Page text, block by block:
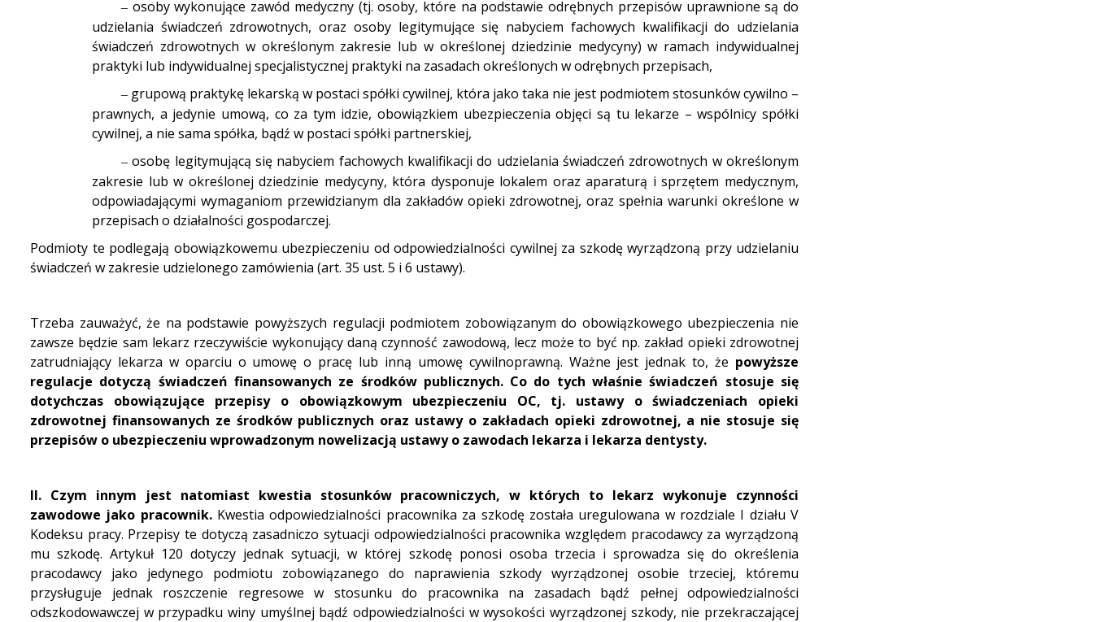
– osoby wykonujące zawód medyczny (tj. osoby, które na podstawie odrębnych przepisów uprawnione są do
udzielania świadczeń zdrowotnych, oraz osoby legitymujące się nabyciem fachowych kwalifikacji do udzielania
świadczeń zdrowotnych w określonym zakresie lub w określonej dziedzinie medycyny) w ramach indywidualnej
praktyki lub indywidualnej specjalistycznej praktyki na zasadach określonych w odrębnych przepisach,
– grupową praktykę lekarską w postaci spółki cywilnej, która jako taka nie jest podmiotem stosunków cywilno –
prawnych, a jedynie umową, co za tym idzie, obowiązkiem ubezpieczenia objęci są tu lekarze – wspólnicy spółki
cywilnej, a nie sama spółka, bądź w postaci spółki partnerskiej,
– osobę legitymującą się nabyciem fachowych kwalifikacji do udzielania świadczeń zdrowotnych w określonym
zakresie lub w określonej dziedzinie medycyny, która dysponuje lokalem oraz aparaturą i sprzętem medycznym,
odpowiadającymi wymaganiom przewidzianym dla zakładów opieki zdrowotnej, oraz spełnia warunki określone w
przepisach o działalności gospodarczej.
Podmioty te podlegają obowiązkowemu ubezpieczeniu od odpowiedzialności cywilnej za szkodę wyrządzoną przy udzielaniu
świadczeń w zakresie udzielonego zamówienia (art. 35 ust. 5 i 6 ustawy).
Trzeba zauważyć, że na podstawie powyższych regulacji podmiotem zobowiązanym do obowiązkowego ubezpieczenia nie
zawsze będzie sam lekarz rzeczywiście wykonujący daną czynność zawodową, lecz może to być np. zakład opieki zdrowotnej
zatrudniający lekarza w oparciu o umowę o pracę lub inną umowę cywilnoprawną. Ważne jest jednak to, że powyższe
regulacje dotyczą świadczeń finansowanych ze środków publicznych. Co do tych właśnie świadczeń stosuje się
dotychczas obowiązujące przepisy o obowiązkowym ubezpieczeniu OC, tj. ustawy o świadczeniach opieki
zdrowotnej finansowanych ze środków publicznych oraz ustawy o zakładach opieki zdrowotnej, a nie stosuje się
przepisów o ubezpieczeniu wprowadzonym nowelizacją ustawy o zawodach lekarza i lekarza dentysty.
II. Czym innym jest natomiast kwestia stosunków pracowniczych, w których to lekarz wykonuje czynności
zawodowe jako pracownik.Kwestia odpowiedzialności pracownika za szkodę została uregulowana w rozdziale I działu V
Kodeksu pracy. Przepisy te dotyczą zasadniczo sytuacji odpowiedzialności pracownika względem pracodawcy za wyrządzoną
mu szkodę. Artykuł 120 dotyczy jednak sytuacji, w której szkodę ponosi osoba trzecia i sprowadza się do określenia
pracodawcy jako jedynego podmiotu zobowiązanego do naprawienia szkody wyrządzonej osobie trzeciej, któremu
przysługuje jednak roszczenie regresowe w stosunku do pracownika na zasadach bądź pełnej odpowiedzialności
odszkodowawczej w przypadku winy umyślnej bądź odpowiedzialności w wysokości wyrządzonej szkody, nie przekraczającej